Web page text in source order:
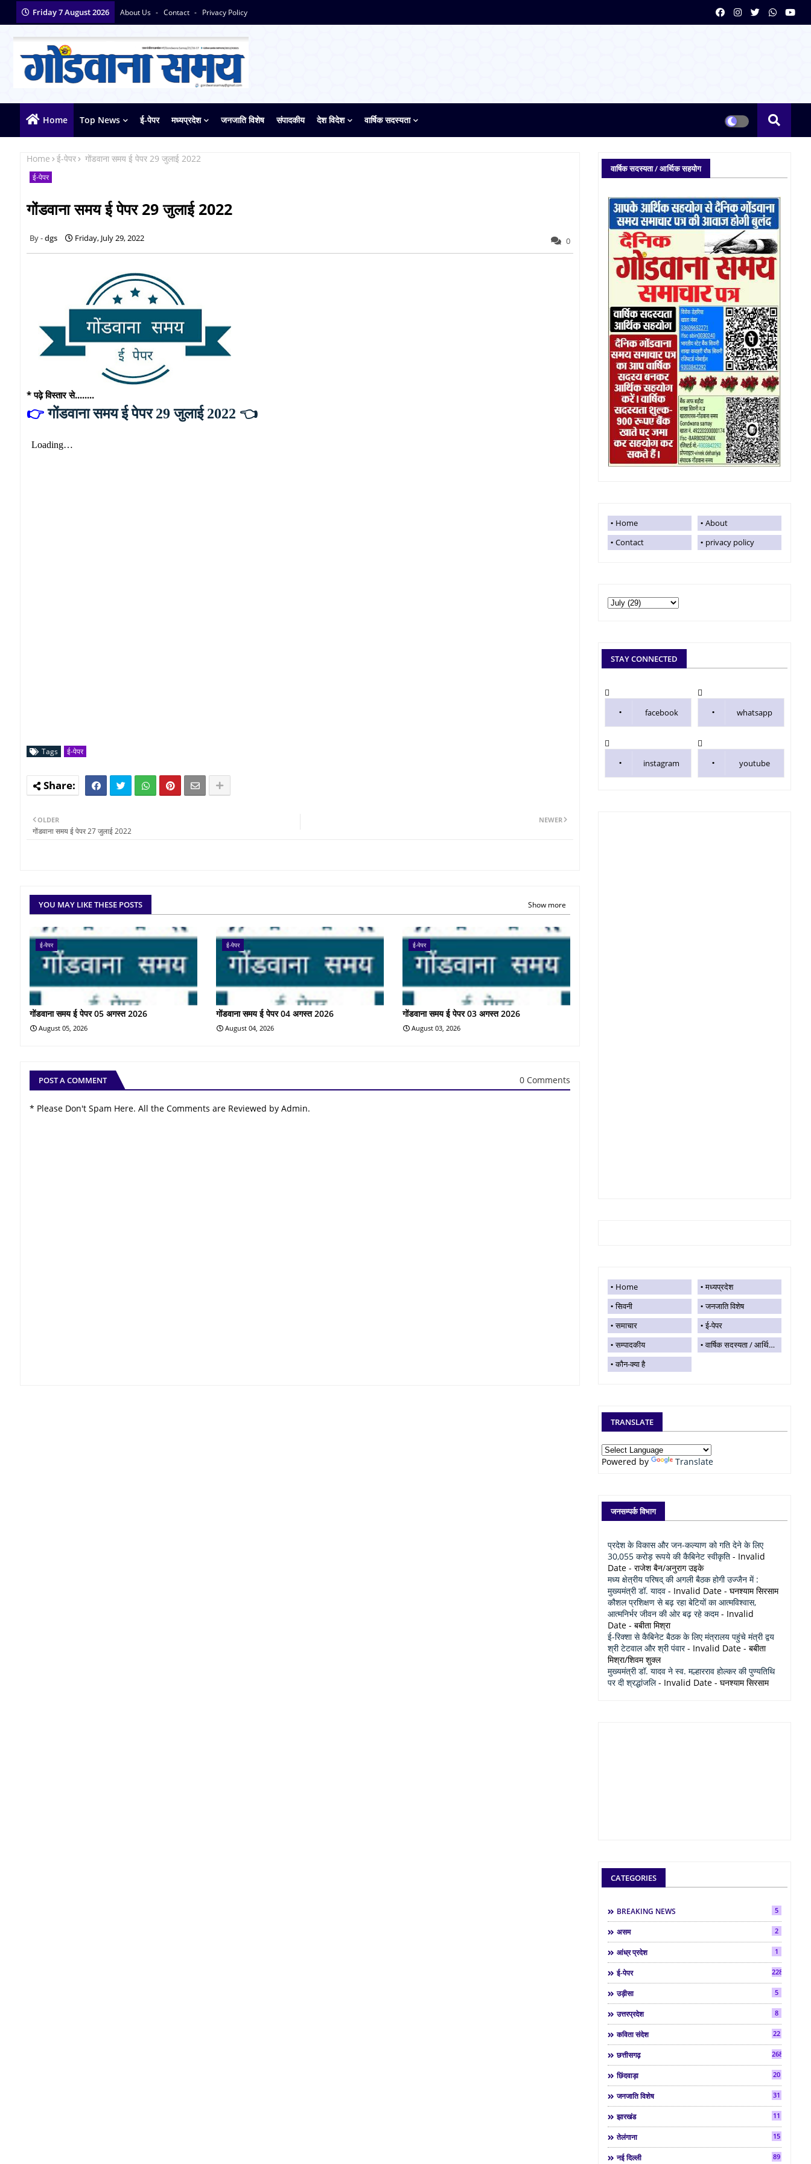
Friday 7 August 2026 About Us Contact Privacy Policy
Home Top News ई-पेपर मध्यप्रदेश जनजाति विशेष संपादकीय देश विदेश वार्षिक सदस्यता
Home ई-पेपर गोंडवाना समय ई पेपर 29 जुलाई 2022
ई-पेपर
गोंडवाना समय ई पेपर 29 जुलाई 2022
dgs Friday, July 29, 2022 0
* पढ़े विस्तार से........
👉गोंडवाना समय ई पेपर 29 जुलाई 2022 👈
Tags ई-पेपर
NEWER
OLDER
गोंडवाना समय ई पेपर 27 जुलाई 2022
YOU MAY LIKE THESE POSTS Show more
ई-पेपर
गोंडवाना समय ई पेपर 05 अगस्त 2026
August 05, 2026
ई-पेपर
गोंडवाना समय ई पेपर 04 अगस्त 2026
August 04, 2026
ई-पेपर
गोंडवाना समय ई पेपर 03 अगस्त 2026
August 03, 2026
POST A COMMENT 0 Comments
* Please Don't Spam Here. All the Comments are Reviewed by Admin.
वार्षिक सदस्यता / आर्थिक सहयोग
Home
About
Contact
privacy policy
STAY CONNECTED
facebook whatsapp
instagram youtube
Home
मध्यप्रदेश
सिवनी
जनजाति विशेष
समाचार
ई-पेपर
सम्पादकीय
वार्षिक सदस्यता / आर्थिक सहयोग
कौन-क्या है
TRANSLATE
Powered by Translate
जनसम्पर्क विभाग
प्रदेश के विकास और जन-कल्याण को गति देने के लिए
30,055 करोड़ रूपये की कैबिनेट स्वीकृति - Invalid
Date - राजेश बैन/अनुराग उइके
मध्य क्षेत्रीय परिषद् की अगली बैठक होगी उज्जैन में :
मुख्यमंत्री डॉ. यादव - Invalid Date - घनश्याम सिरसाम
कौशल प्रशिक्षण से बढ़ रहा बेटियों का आत्मविश्वास,
आत्मनिर्भर जीवन की ओर बढ़ रहे कदम- Invalid
Date - बबीता मिश्रा
ई-रिक्शा से कैबिनेट बैठक के लिए मंत्रालय पहुंचे मंत्री द्वय
श्री टेटवाल और श्री पंवार- Invalid Date - बबीता
मिश्रा/शिवम शुक्ल
मुख्यमंत्री डॉ. यादव ने स्व. मल्हारराव होल्कर की पुण्यतिथि
पर दी श्रद्धांजलि- Invalid Date - घनश्याम सिरसाम
CATEGORIES
BREAKING NEWS 5
असम 2
आंध्र प्रदेश 1
ई-पेपर 2286
उड़ीसा 5
उत्तरप्रदेश 8
कविता संदेश 22
छत्तीसगढ़ 268
छिंदवाड़ा 20
जनजाति विशेष 31
झारखंड 11
तेलंगाना 15
नई दिल्ली 89